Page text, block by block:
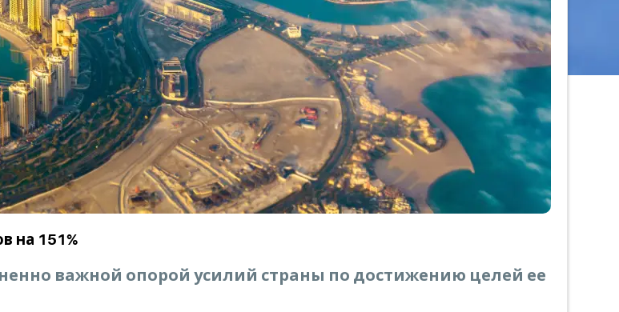
на 151%
важной опорой усилий страны по достижению целей ее